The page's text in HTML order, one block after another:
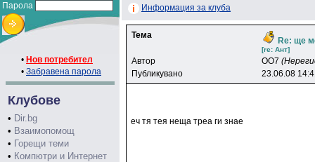
Парола
• Нов потребител
• Забравена парола
Клубове
• Dir.bg
• Взаимопомощ
• Горещи теми
• Компютри и Интернет
Информация за клуба
Тема
Re: ще
[re: Aнт]
Автор OO7
Публикувано
23.06.08
еч тя тея неща треа ги знае